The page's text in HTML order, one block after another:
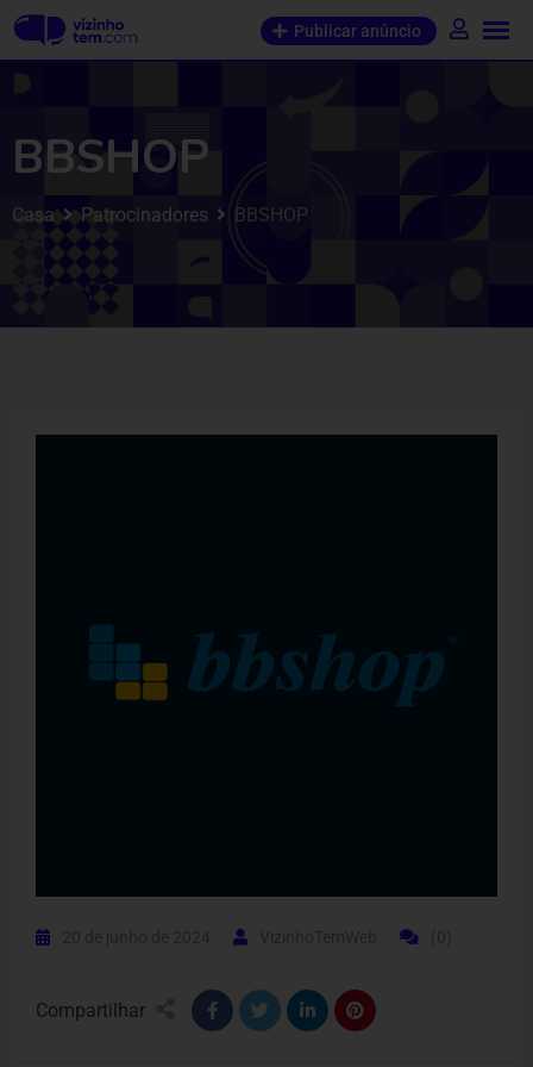
Publicar anúncio
BBSHOP
Casa Patrocinadores BBSHOP
Compartilhar